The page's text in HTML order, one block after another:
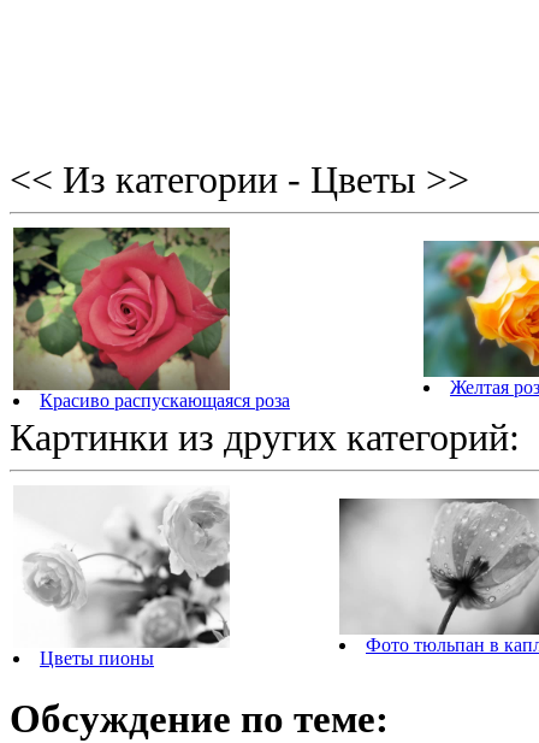
<< Из категории - Цветы >>
Красиво распускающаяся роза
Желтая
Картинки из других категорий:
Цветы пионы
Фото тюльпан в
Обсуждение по теме: